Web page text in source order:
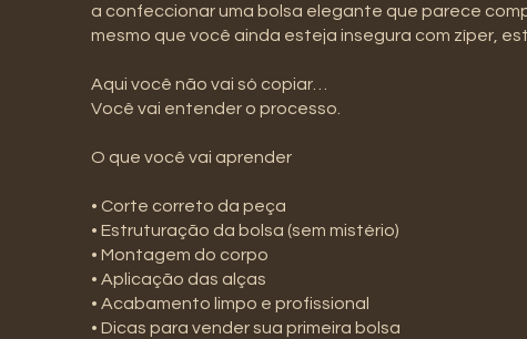
a confeccionar uma bolsa elegante que parece
mesmo que você ainda esteja insegura com zíper,
Aqui você não vai só copiar…
Você vai entender o processo.
O que você vai aprender
• Corte correto da peça
• Estruturação da bolsa (sem mistério)
• Montagem do corpo
• Aplicação das alças
• Acabamento limpo e profissional
• Dicas para vender sua primeira bolsa